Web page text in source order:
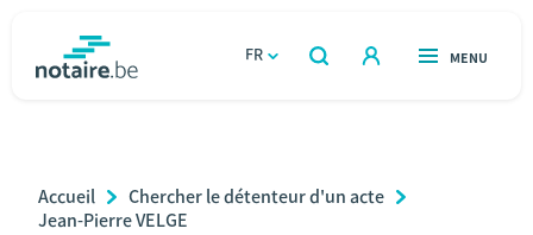
FR
OUVERT
RECHERCHER
OUVERT
MENU
Relations et vivre ensemble
Breadcrumb
Accueil
Chercher le détenteur d'un acte
Jean-Pierre VELGE